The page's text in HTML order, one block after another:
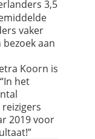
3,5
vaker
aan
Koorn is
het
2019 voor